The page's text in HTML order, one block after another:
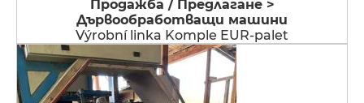
Продажба / Предлагане >
Дървообработващи машини
Výrobní linka Komple EUR-palet